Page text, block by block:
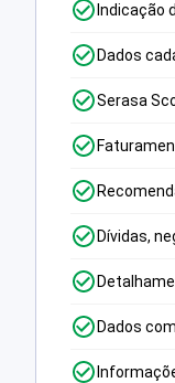
Indicação
Dados
Serasa
Dívidas,
Dados